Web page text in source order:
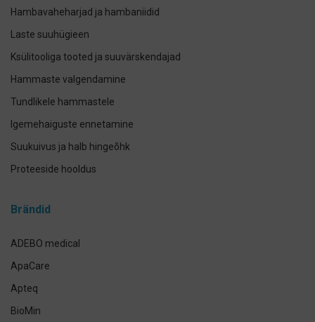
Hambavaheharjad ja hambaniidid
Laste suuhügieen
Ksülitooliga tooted ja suuvärskendajad
Hammaste valgendamine
Tundlikele hammastele
Igemehaiguste ennetamine
Suukuivus ja halb hingeõhk
Proteeside hooldus
Implantaadi hooldus
Brändid
ADEBO medical
ApaCare
Apteq
BioMin